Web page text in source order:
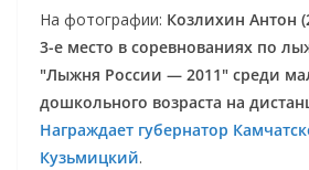
На фотографии: Козлихин Антон
3-е место в соревнованиях по
"Лыжня России — 2011" среди
дошкольного возраста на
Награждает губернатор
Кузьмицкий.